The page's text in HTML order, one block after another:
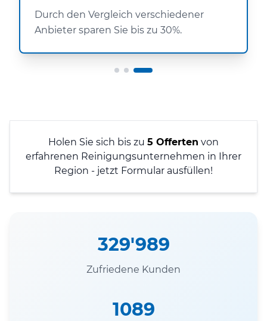
Durch den Vergleich verschiedener
Anbieter sparen Sie bis zu 30%.
Holen Sie sich bis zu 5 Offerten von
erfahrenen Reinigungsunternehmen in Ihrer
Region - jetzt Formular ausfüllen!
329'989
Zufriedene Kunden
1089